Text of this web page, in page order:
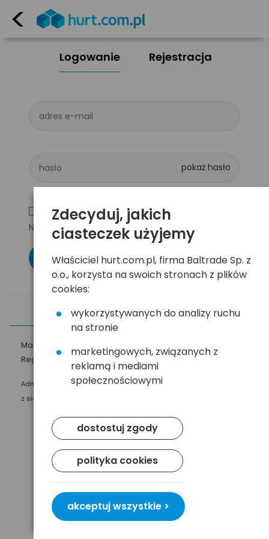
<
Logowanie Rejestracja
adres e-mail
hasło
Zapamiętaj mnie
Nie pamiętam hasła
Masz pytania?
Regulamin
Polityka prywatności
Administratorem Twoich danych osobowych jest Baltrade sp. z o.o.
z siedzibą w Gdańsku przy ul. Geodetów 24, 80-298 Gdańsk.
Zdecyduj, jakich
ciasteczek użyjemy
Właściciel hurt.com.pl, firma Baltrade Sp. z
o.o., korzysta na swoich stronach z plików
cookies:
wykorzystywanych do analizy ruchu
na stronie
marketingowych, związanych z
reklamą i mediami
społecznościowymi
dostostuj zgody
polityka cookies
akceptuj wszystkie >